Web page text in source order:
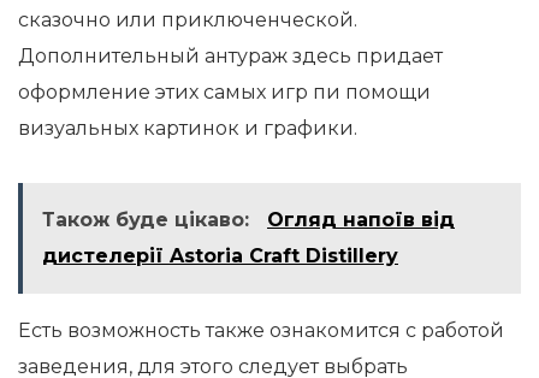
сказочно или приключенческой.
Дополнительный антураж здесь придает
оформление этих самых игр пи помощи
визуальных картинок и графики.
Також буде цікаво:
Огляд напоїв від
дистелерії Astoria Craft Distillery
Есть возможность также ознакомится с работой
заведения, для этого следует выбрать